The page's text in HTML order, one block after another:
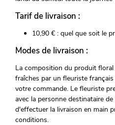
Tarif de livraison :
10,90 € : quel que soit le
Modes de livraison :
La composition du produit
fraîches par un fleuriste
votre commande. Le fleuriste
avec la personne destinataire
d'effectuer la livraison en main
conditions.